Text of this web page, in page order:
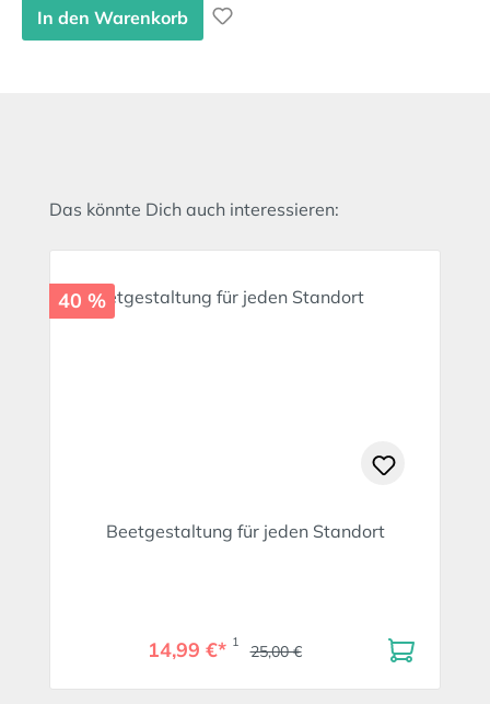
In den Warenkorb
Produktgalerie überspringen
Das könnte Dich auch interessieren:
40 %
Beetgestaltung für jeden Standort
14,99 €* 1 25,00 €